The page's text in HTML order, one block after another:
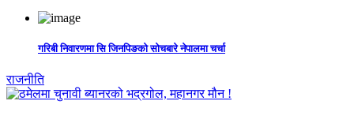
गरिबी निवारणमा सि जिनपिङको सोचबारे नेपालमा चर्चा
राजनीति